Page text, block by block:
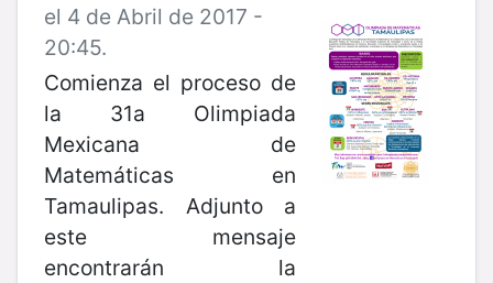
el 4 de Abril de 2017 -
20:45.
Comienza el proceso de
la 31a Olimpiada
Mexicana de
Matemáticas en
Tamaulipas. Adjunto a
este mensaje
encontrarán la